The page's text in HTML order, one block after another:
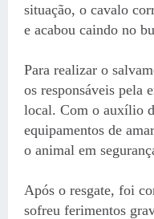
situação, o cavalo
e acabou caindo no
Para realizar o
os responsáveis pela
local. Com o auxílio
equipamentos de
o animal em
Após o resgate, foi
sofreu ferimentos